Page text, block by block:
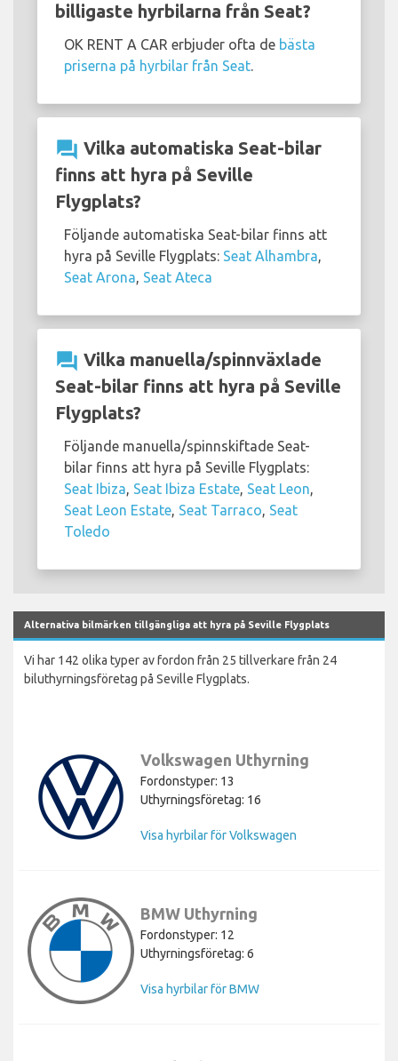
billigaste hyrbilarna från Seat?
OK RENT A CAR erbjuder ofta de bästa
priserna på hyrbilar från Seat.
question_answer Vilka automatiska Seat-bilar
finns att hyra på Seville
Flygplats?
Följande automatiska Seat-bilar finns att
hyra på Seville Flygplats: Seat Alhambra,
Seat Arona, Seat Ateca
question_answer Vilka manuella/spinnväxlade
Seat-bilar finns att hyra på Seville
Flygplats?
Följande manuella/spinnskiftade Seat-
bilar finns att hyra på Seville Flygplats:
Seat Ibiza, Seat Ibiza Estate, Seat Leon,
Seat Leon Estate, Seat Tarraco, Seat
Toledo
Alternativa bilmärken tillgängliga att hyra på Seville Flygplats
Vi har 142 olika typer av fordon från 25 tillverkare från 24
biluthyrningsföretag på Seville Flygplats.
Volkswagen Uthyrning
Fordonstyper: 13
Uthyrningsföretag: 16
Visa hyrbilar för Volkswagen
BMW Uthyrning
Fordonstyper: 12
Uthyrningsföretag: 6
Visa hyrbilar för BMW